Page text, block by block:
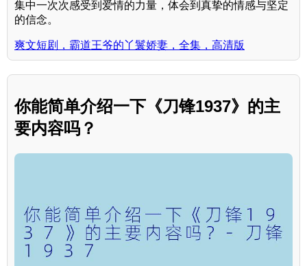
集中一次次感受到爱情的力量，体会到真挚的情感与坚定
的信念。
爽文短剧，霸道王爷的丫鬟娇妻，全集，高清版
你能简单介绍一下《刀锋1937》的主
要内容吗？